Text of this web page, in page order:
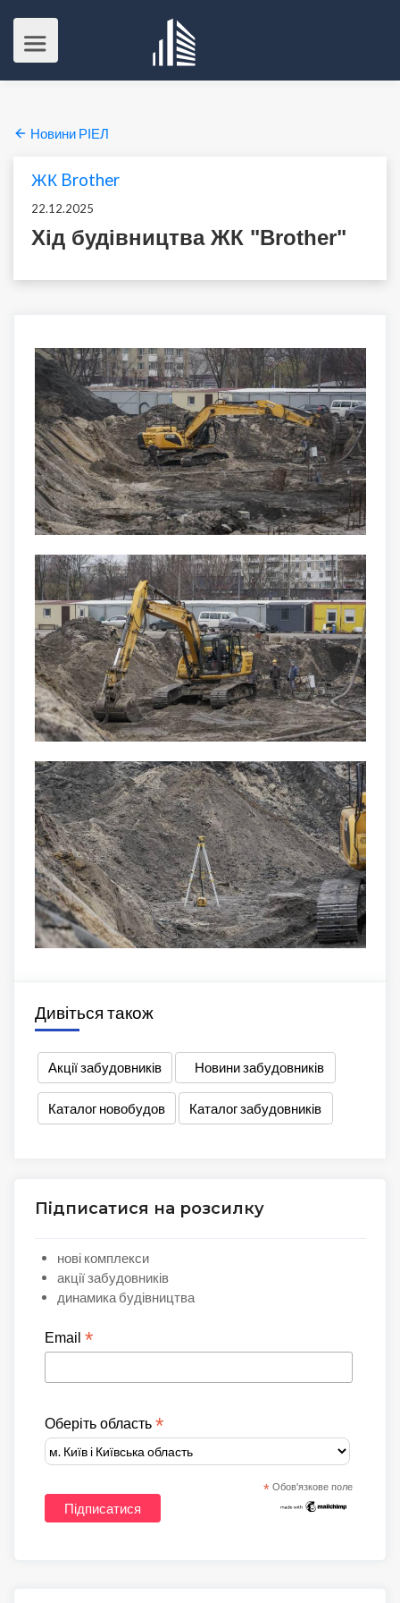
Новини РІЕЛ
ЖК Brother
22.12.2025
Хід будівництва ЖК "Brother"
Дивіться також
Акції забудовників Новини забудовників
Каталог новобудов Каталог забудовників
Підписатися на розсилку
нові комплекси
акції забудовників
динамика будівництва
Email *
Оберіть область *
* Обов'язкове поле